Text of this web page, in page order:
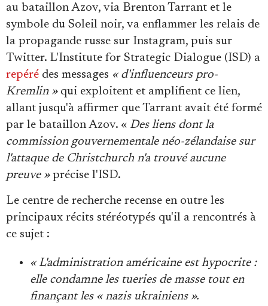
au bataillon Azov, via Brenton Tarrant et le
symbole du Soleil noir, va enflammer les relais de
la propagande russe sur Instagram, puis sur
Twitter. L'Institute for Strategic Dialogue (ISD) a
repéré des messages « d'influenceurs pro-
Kremlin»qui exploitent et amplifient ce lien,
allant jusqu'à affirmer que Tarrant avait été formé
par le bataillon Azov. « Des liens dontla
commission gouvernementale néo-zélandaise sur
l'attaque de Christchurch n'a trouvé aucune
preuve»précise l'ISD.
Le centre de recherche recense en outre les
principaux récits stéréotypés qu'il a rencontrés à
ce sujet :
« L'administration américaine est hypocrite :
elle condamne les tueries de masse tout en
finançant les « nazis ukrainiens ».